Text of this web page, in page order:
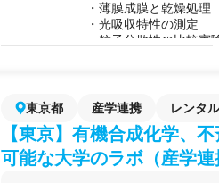
・薄膜成膜と乾燥処理
・光吸収特性の測定
・粒子分散性の比較実
東京都 産学連携 レンタ
【東京】有機合成化学、
可能な大学のラボ（産学連